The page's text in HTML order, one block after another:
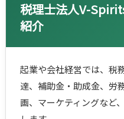
税理士法人V-
紹介
起業や会社経営では、税
達、補助金・助成金、労
画、マーケティングなど